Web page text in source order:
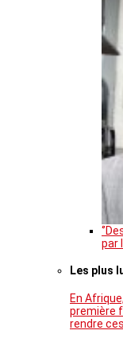
par
Les plus
En
première
rendre